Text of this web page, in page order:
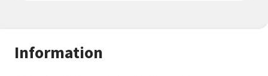
Information